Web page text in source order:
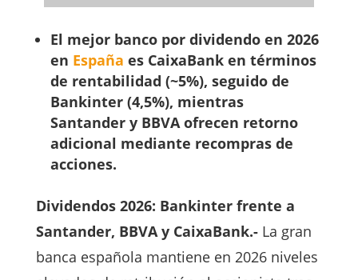
El mejor banco por dividendo en 2026
en España es CaixaBank en términos
de rentabilidad (~5%), seguido de
Bankinter (4,5%), mientras
Santander y BBVA ofrecen retorno
adicional mediante recompras de
acciones.
Dividendos 2026: Bankinter frente a
Santander, BBVA y CaixaBank.-La gran
banca española mantiene en 2026 niveles